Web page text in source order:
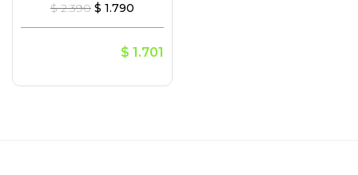
$2.390 $ 1.790
$ 1.701